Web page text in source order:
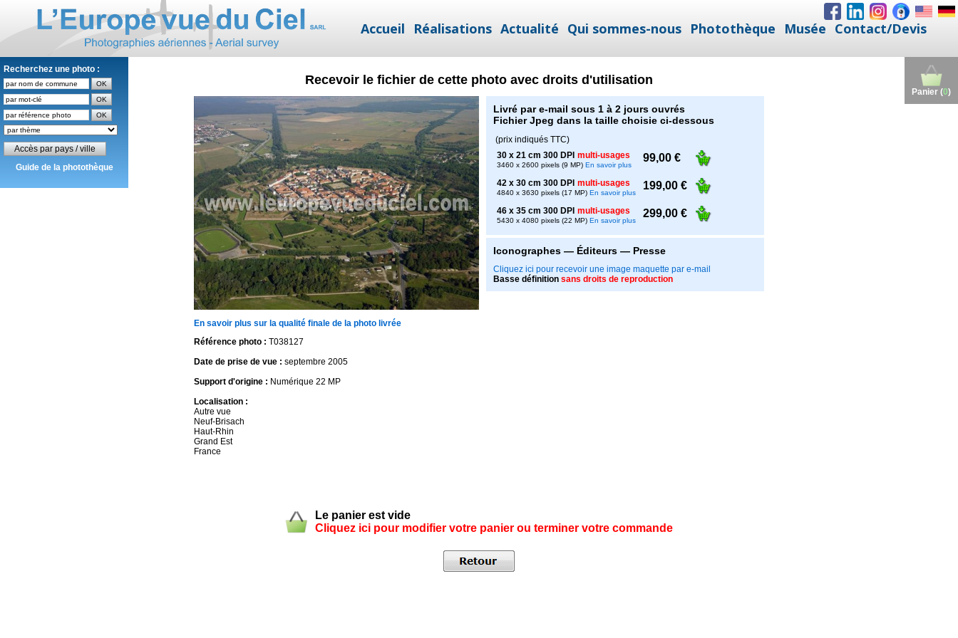
Accueil Réalisations Actualité Qui sommes-nous Photothèque Musée Contact/Devis